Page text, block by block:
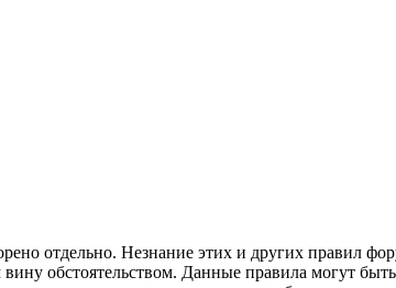
отдельно. Незнание этих и других правил
обстоятельством. Данные правила могут